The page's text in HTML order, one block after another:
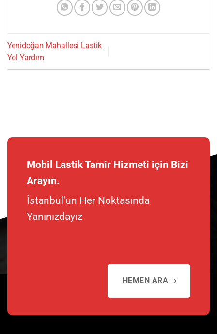
Yenidoğan Mahallesi Lastik
Yol Yardım
Mobil Lastik Tamir Hizmeti için Bizi
Arayın.
İstanbul'un Her Noktasında
Yanınızdayız
HEMEN ARA